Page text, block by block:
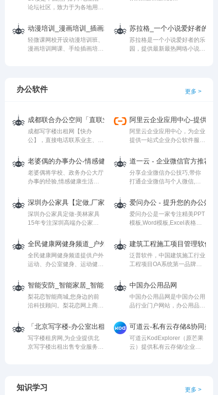
论坛社区，致力于为各地用户
贴的本地生活服务，在这里，
你可以轻松搞定相亲、结婚、
装修、育儿这几桩人生大事，
还可以获得租房、求职、美
动漫培训_漫画培训_插画培训,在线绘画培训学习平台 - 轻微课
轻微课网校开设动漫培训班、
漫画培训网课、手绘插画培训
程，在家就能轻松学画画！
苏拉格_一个小说爱好者的乐
苏拉格是一个小说爱好者的乐
园，提供最新最热网络小说，
办公软件 更多 >
成都联合办公空间「直联业主」成都共享办公室写字楼出租_快
成都写字楼出租网【快办
公】，直接电话联系业主、无
租金信息，成都共享办公室、
联合办公空间价格。精装修带
全套办公家具，可供1-100人
办公的办公室
阿里云企业应用中心-提供企
阿里云企业应用中心，为企业
提供一站式企业办公软件服
商标注册、企业建站、短信服
务、企业邮箱、企业OA系
统、企业财务软件、企业安
全、企业薪税务管家等企业应
域名注册、商标注册、企业建
站、短信服务、企业邮箱、企
业OA系统、企业财务软件、
企业安全、工商财税等企业服
用中心。
老婆偶的办事办公-情感健康生活-备孕知识经验分享
老婆偶将学校、政务办公大厅
办事的经验,情感健康生活经
血预适应训练仪产品使用经验
分享出来，希望大家能够借鉴
并一起分享。
道一云 - 企业微信官方推荐
分享企业微信办公技巧,带你
打通企业微信与个人微信,学
院。
深圳办公家具【定做,厂家,公司,高档】办公桌,办公沙发,办公
深圳办公家具定做-美林家具
15年专注深圳高端办公家具
办公家具工程设计,办公室屏
风卡位,办公桌椅定制批
发,2000㎡办公家具体验馆
400-756-9688
爱问办公 - 提升您的办公效率
爱问办公是一家专注精美PPT
模板,Word模板,Excel表格模
度范本及合同协议范本等办公
素材下载网站,下载即用,方便
快捷,提升您的办公效率！
全民健康网健身频道_户外运动健身常识_健身操_办公室健身_
全民健康网健身频道提供户外
运动、办公室健身、运动健身
民健身运动常识，更多全民健
身运动知识、户外运动健身、
办公室健身、健身常识、健身
操常识。
建筑工程施工项目管理软件
泛普软件，中国建筑施工行业
工程项目OA系统第一品牌；
管理软件、合同管理系统、项
目进度管理系统等,专注建筑
施工行业信息化15年。
智能安防_智能家居_智能办公_人工智能机器人-梨花恋商城
梨花恋智能商城,您身边的前
沿科技顾问。梨花恋网上商城
办公,人工智能机器人,指纹锁,
可视对讲,探测仪器等综合类
科技商品。正品低价、品质保
障、安心服务!
中国办公用品网
中国办公用品网是中国办公用
品行业门户网站，办公用品设
公用品网免费提供供求信息发
布平台，免费展示最新最全办
公用品行业供求信息，寻找商
机就到中国办公用品网。
「北京写字楼-办公室出租出售信息平台」-北京写字楼出租网-
写字楼租房网,为企业提供北
京写字楼出租出售专业服务平
真实的写字楼房源,一对一专
人服务。北京写字楼网，最快
可道云-私有云存储&协同办
可道云KodExplorer（原芒果
云）提供私有云存储/企业网
知识学习 更多 >